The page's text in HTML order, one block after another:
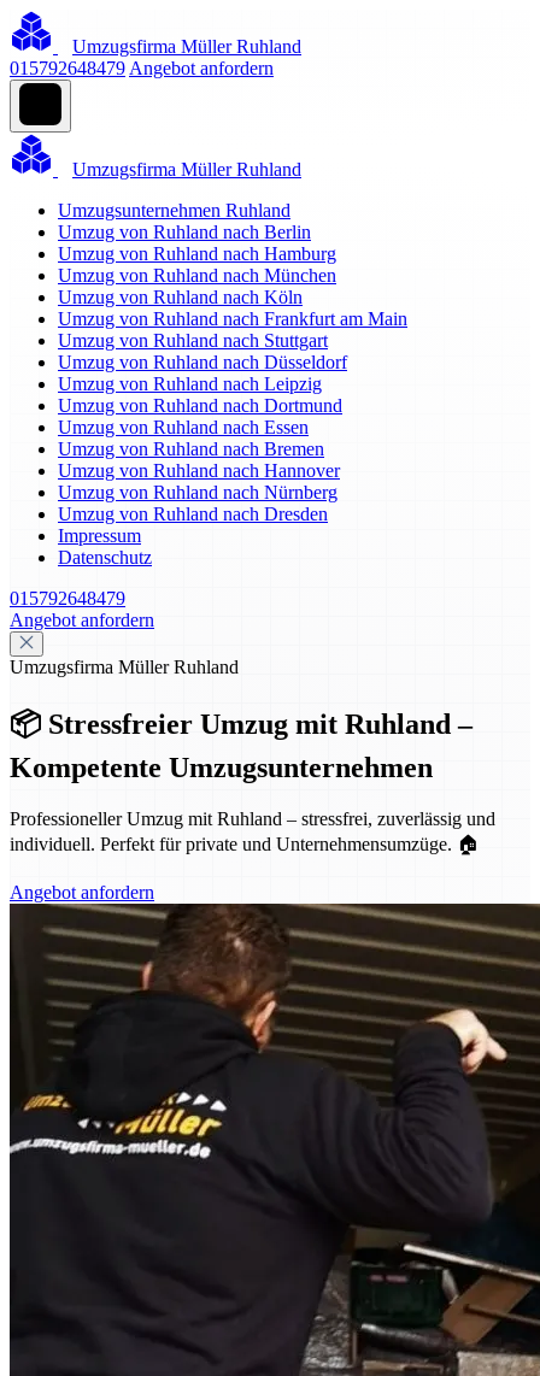
Umzugsfirma Müller Ruhland
015792648479 Angebot anfordern
Umzugsfirma Müller Ruhland
Umzugsunternehmen Ruhland
Umzug von Ruhland nach Berlin
Umzug von Ruhland nach Hamburg
Umzug von Ruhland nach München
Umzug von Ruhland nach Köln
Umzug von Ruhland nach Frankfurt am Main
Umzug von Ruhland nach Stuttgart
Umzug von Ruhland nach Düsseldorf
Umzug von Ruhland nach Leipzig
Umzug von Ruhland nach Dortmund
Umzug von Ruhland nach Essen
Umzug von Ruhland nach Bremen
Umzug von Ruhland nach Hannover
Umzug von Ruhland nach Nürnberg
Umzug von Ruhland nach Dresden
Impressum
Datenschutz
015792648479
Angebot anfordern
Umzugsfirma Müller Ruhland
📦 Stressfreier Umzug mit Ruhland –
Kompetente Umzugsunternehmen
Professioneller Umzug mit Ruhland – stressfrei, zuverlässig und
individuell. Perfekt für private und Unternehmensumzüge. 🏠
Angebot anfordern